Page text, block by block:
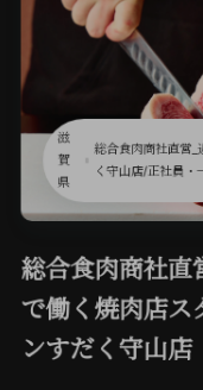
京
都
府
\ 新業態店舗オ
店舗社員/正社員
ハラール和牛
｜Halal A5
Kyoto（焼肉